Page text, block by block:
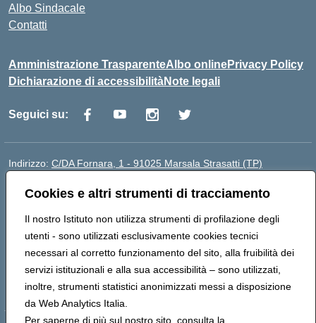
Cookies e altri strumenti di tracciamento
Il nostro Istituto non utilizza strumenti di profilazione degli
utenti - sono utilizzati esclusivamente cookies tecnici
necessari al corretto funzionamento del sito, alla fruibilità dei
servizi istituzionali e alla sua accessibilità – sono utilizzati,
inoltre, strumenti statistici anonimizzati messi a disposizione
da Web Analytics Italia.
Per saperne di più sul nostro sito, consulta la
Albo Sindacale
Contatti
Amministrazione TrasparenteAlbo onlinePrivacy Policy
Dichiarazione di accessibilitàNote legali
Seguici su:
Indirizzo: C/DA Fornara, 1 - 91025 Marsala Strasatti (TP)
Posta elettronica certificata (PEC):tpic81600v@pec.istruzione.it
Codice fiscale: 82006360810
Codice meccanografico: TPIC81600V
Codice Indice delle Pubbliche Amministrazioni (IPA):